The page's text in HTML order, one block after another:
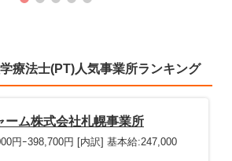
療法士(PT)人気事業所ランキング
ーム株式会社札幌事業所
円ｰ398,700円 [内訳] 基本給:247,000